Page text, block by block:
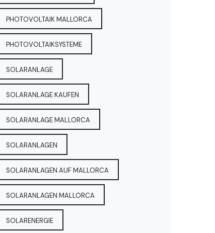
PHOTOVOLTAIK MALLORCA
PHOTOVOLTAIKSYSTEME
SOLARANLAGE
SOLARANLAGE KAUFEN
SOLARANLAGE MALLORCA
SOLARANLAGEN
SOLARANLAGEN AUF MALLORCA
SOLARANLAGEN MALLORCA
SOLARENERGIE